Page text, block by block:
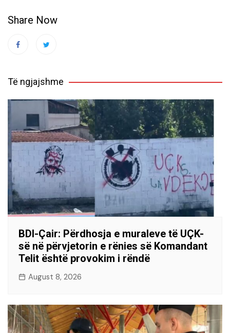
Share Now
Të ngjajshme
BDI-Çair: Përdhosja e muraleve të UÇK-
së në përvjetorin e rënies së Komandant
Telit është provokim i rëndë
August 8, 2026